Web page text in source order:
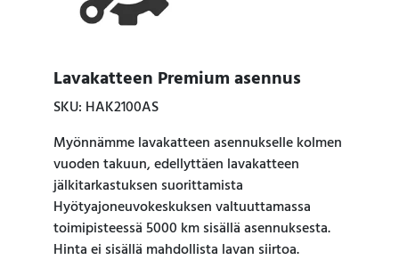
Lavakatteen Premium asennus
SKU: HAK2100AS
Myönnämme lavakatteen asennukselle kolmen
vuoden takuun, edellyttäen lavakatteen
jälkitarkastuksen suorittamista
Hyötyajoneuvokeskuksen valtuuttamassa
toimipisteessä 5000 km sisällä asennuksesta.
Hinta ei sisällä mahdollista lavan siirtoa.